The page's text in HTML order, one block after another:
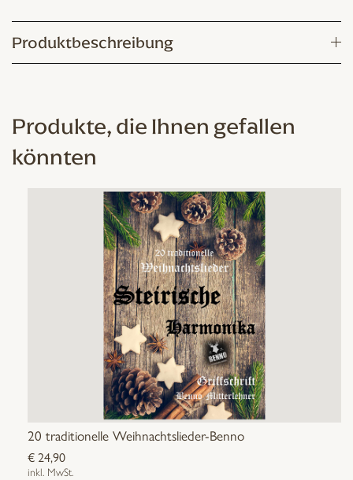
3
Menge
Produktbeschreibung
Produkte, die Ihnen gefallen
könnten
20 traditionelle Weihnachtslieder-Benno
€24,90
inkl. MwSt.